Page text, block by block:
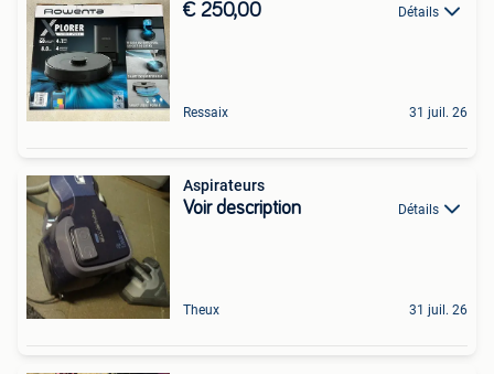
€ 250,00 Détails
Ressaix 31 juil. 26
Aspirateurs
Voir description Détails
Theux 31 juil. 26